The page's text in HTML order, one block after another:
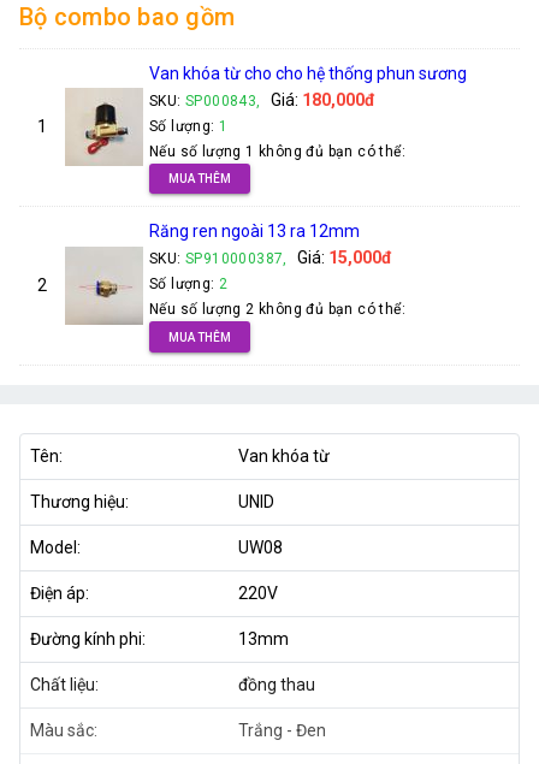
Bộ combo bao gồm
1
Van khóa từ cho cho hệ thống phun sương
SKU: SP000843, Giá: 180,000đ
Số lượng: 1
Nếu số lượng 1 không đủ bạn có thể:
MUA THÊM
2
Răng ren ngoài 13 ra 12mm
SKU: SP910000387, Giá: 15,000đ
Số lượng: 2
Nếu số lượng 2 không đủ bạn có thể:
MUA THÊM
Tên: Van khóa từ
Thương hiệu: UNID
Model: UW08
Điện áp: 220V
Đường kính phi: 13mm
Chất liệu: đồng thau
Màu sắc: Trắng - Đen